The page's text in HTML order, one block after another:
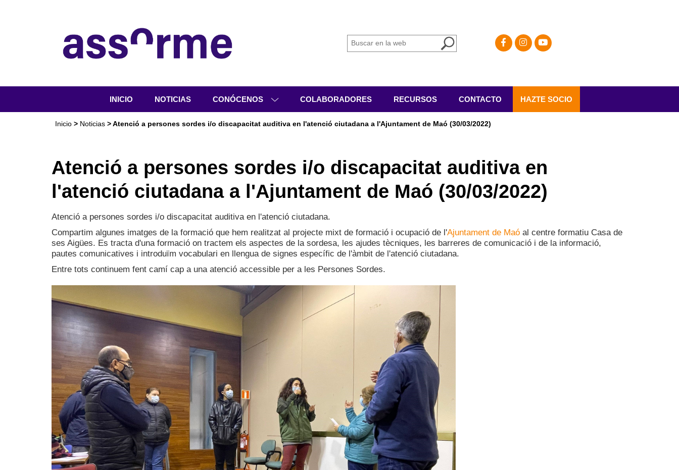
INICIO NOTICIAS CONÓCENOS
ACTIVIDADES
DOCUMENTACIÓN
COLABORADORES RECURSOS CONTACTO HAZTE SOCIO
Inicio> Noticias> Atenció a persones sordes i/o discapacitat auditiva en l'atenció ciutadana a l'Ajuntament de Maó (30/03/2022)
Atenció a persones sordes i/o discapacitat auditiva en
l'atenció ciutadana a l'Ajuntament de Maó (30/03/2022)
Atenció a persones sordes i/o discapacitat auditiva en l'atenció ciutadana.
Compartim algunes imatges de la formació que hem realitzat al projecte mixt de formació i ocupació de l'Ajuntament de Maó al centre formatiu Casa de
ses Aigües. Es tracta d'una formació on tractem els aspectes de la sordesa, les ajudes tècniques, les barreres de comunicació i de la informació,
pautes comunicatives i introduïm vocabulari en llengua de signes específic de l'àmbit de l'atenció ciutadana.
Entre tots continuem fent camí cap a una atenció accessible per a les Persones Sordes.